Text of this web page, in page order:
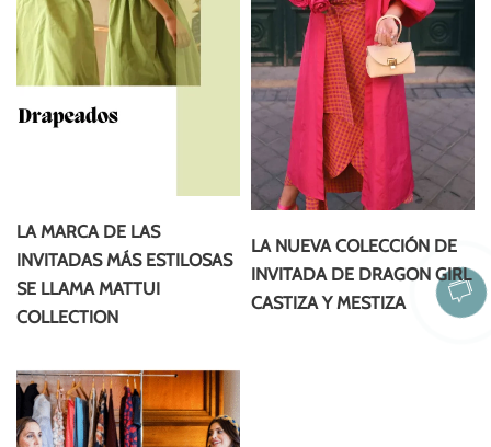
LA MARCA DE LAS
INVITADAS MÁS ESTILOSAS
SE LLAMA MATTUI
COLLECTION
LA NUEVA COLECCIÓN DE
INVITADA DE DRAGON GIRL
CASTIZA Y MESTIZA